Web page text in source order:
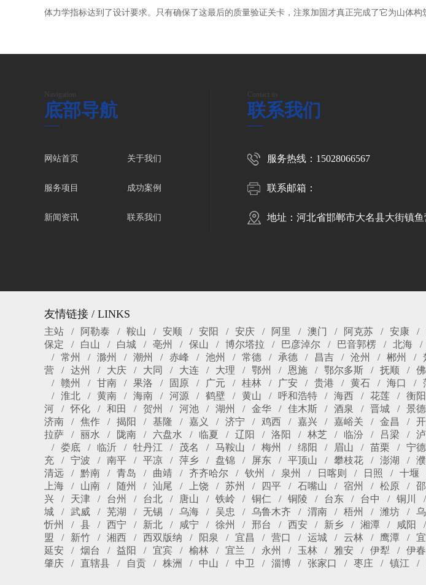
体力学指标达到了设计要求。只有确保了这最后的质量验证关卡，注浆加固才真正完成了它为山体构
底部导航
网站首页 关于我们
服务项目 成功案例
新闻资讯 联系我们
联系我们
服务热线：15028066567
联系邮箱：
地址：河北省邯郸市大名县大街镇
友情链接 / LINKS
主站 阿勒泰 鞍山 安顺 安阳 安庆 阿里 澳门 阿克苏 安康
保定
白山 白城 亳州 保山 博尔塔拉 巴彦淖尔 巴音郭楞 北海
常州
滁州 潮州 赤峰 池州 常德 承德 昌吉 沧州 郴州
营
达州 大庆 大同 大连 大理 鄂州 恩施 鄂尔多斯 抚顺
赣州
甘南 果洛 固原 广元 桂林 广安 贵港 黄石 海口
淮北
黄南 海南 河源 鹤壁 黄山 呼和浩特 海西 花莲 衡阳
河
怀化 和田 贺州 河池 湖州 金华 佳木斯 酒泉 晋城 景
济南
焦作 揭阳 基隆 嘉义 济宁 鸡西 嘉兴 嘉峪关 金昌
拉萨
丽水 陇南 六盘水 临夏 辽阳 洛阳 林芝 临汾 吕梁
娄底
临沂 牡丹江 茂名 马鞍山 梅州 绵阳 眉山 苗栗 宁德
充
宁波 南平 平凉 萍乡 盘锦 屏东 平顶山 攀枝花 澎湖
清远
黔南 青岛 曲靖 齐齐哈尔 钦州 泉州 日喀则 日照 十堰
上海
山南 随州 汕尾 上饶 苏州 四平 石嘴山 宿州 松原
兴
天津 台州 台北 唐山 铁岭 铜仁 铜陵 台东 台中 铜川
城
武威 芜湖 无锡 乌海 吴忠 乌鲁木齐 渭南 梧州 潍坊
忻州
县 西宁 新北 咸宁 徐州 邢台 西安 新乡 湘潭 咸阳
盟
新竹 湘西 西双版纳 阳泉 宜昌 营口 运城 云林 鹰潭
延安
烟台 益阳 宜宾 榆林 宜兰 永州 玉林 雅安 伊犁 伊春
肇庆
直辖县 自贡 株洲 中山 中卫 淄博 张家口 枣庄 镇江